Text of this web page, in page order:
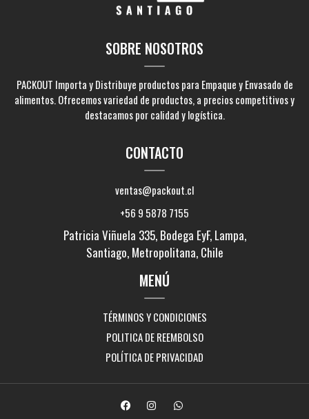
SOBRE NOSOTROS
PACKOUT Importa y Distribuye productos para Empaque y Envasado de
alimentos. Ofrecemos variedad de productos, a precios competitivos y
destacamos por calidad y logística.
CONTACTO
ventas@packout.cl
+56 9 5878 7155
Patricia Viñuela 335, Bodega EyF, Lampa,
Santiago, Metropolitana, Chile
MENÚ
TÉRMINOS Y CONDICIONES
POLITICA DE REEMBOLSO
POLÍTICA DE PRIVACIDAD